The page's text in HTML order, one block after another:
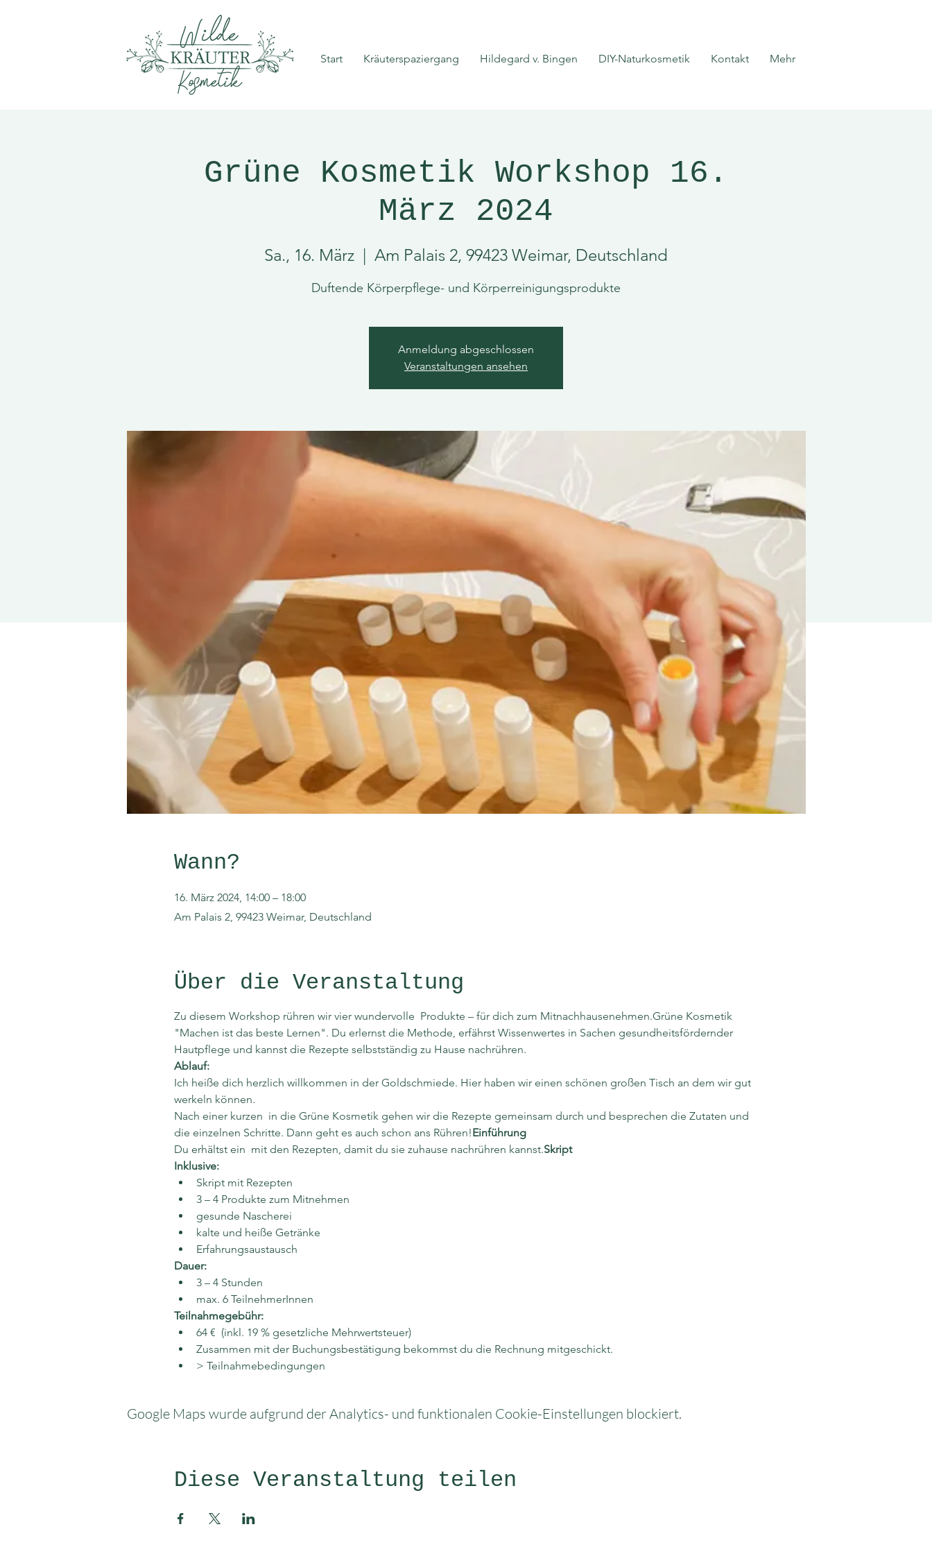
Start Kräuterspaziergang Hildegard v. Bingen DIY-Naturkosmetik Kontakt Mehr
Grüne Kosmetik Workshop 16.
März 2024
Sa., 16. März
  |
Am Palais 2, 99423 Weimar, Deutschland
Duftende Körperpflege- und Körperreinigungsprodukte
Anmeldung abgeschlossen
Veranstaltungen ansehen
Wann?
16. März 2024, 14:00 – 18:00
Am Palais 2, 99423 Weimar, Deutschland
Über die Veranstaltung
Zu diesem Workshop rühren wir vier wundervolle Produkte – für dich zum Mitnachhausenehmen.Grüne Kosmetik
"Machen ist das beste Lernen". Du erlernst die Methode, erfährst Wissenwertes in Sachen gesundheitsfördernder
Hautpflege und kannst die Rezepte selbstständig zu Hause nachrühren.
Ablauf:
Ich heiße dich herzlich willkommen in der Goldschmiede. Hier haben wir einen schönen großen Tisch an dem wir gut
werkeln können.
Nach einer kurzen in die Grüne Kosmetik gehen wir die Rezepte gemeinsam durch und besprechen die Zutaten und
die einzelnen Schritte. Dann geht es auch schon ans Rühren!Einführung
Du erhältst ein mit den Rezepten, damit du sie zuhause nachrühren kannst.Skript
Inklusive:
Skript mit Rezepten
3 – 4 Produkte zum Mitnehmen
gesunde Nascherei
kalte und heiße Getränke
Erfahrungsaustausch
Dauer:
3 – 4 Stunden
max. 6 TeilnehmerInnen
Teilnahmegebühr:
64 €  (inkl. 19 % gesetzliche Mehrwertsteuer)
Zusammen mit der Buchungsbestätigung bekommst du die Rechnung mitgeschickt.
> Teilnahmebedingungen
Google Maps wurde aufgrund der Analytics- und funktionalen Cookie-Einstellungen blockiert.
Diese Veranstaltung teilen